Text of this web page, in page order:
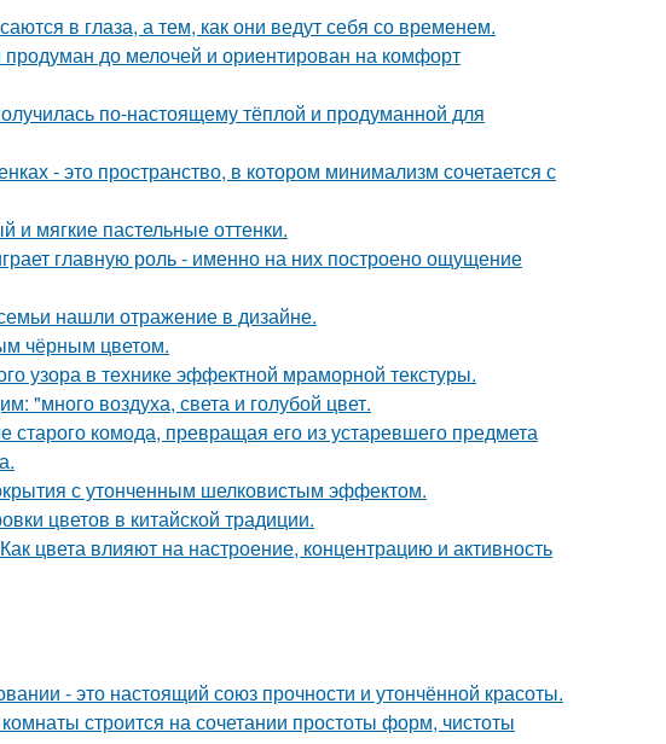
в глаза, а тем, как они ведут себя со временем.
до мелочей и ориентирован на комфорт
по-настоящему тёплой и продуманной для
- это пространство, в котором минимализм сочетается с
мягкие пастельные оттенки.
главную роль - именно на них построено ощущение
нашли отражение в дизайне.
чёрным цветом.
узора в технике эффектной мраморной текстуры.
"много воздуха, света и голубой цвет.
комода, превращая его из устаревшего предмета
с утонченным шелковистым эффектом.
цветов в китайской традиции.
цвета влияют на настроение, концентрацию и активность
- это настоящий союз прочности и утончённой красоты.
строится на сочетании простоты форм, чистоты